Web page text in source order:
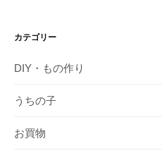
カテゴリー
DIY・もの作り
うちの子
お買物